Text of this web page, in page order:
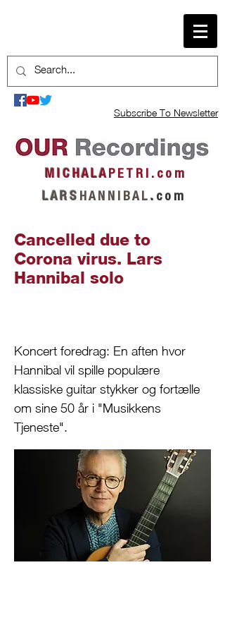
Subscribe To Newsletter
M I C H A L AP E T R I . c o m
L A R S H A N N I B A L . c o m
Cancelled due to
Corona virus. Lars
Hannibal solo
Koncert foredrag: En aften hvor
Hannibal vil spille populære
klassiske guitar stykker og fortælle
om sine 50 år i "Musikkens
Tjeneste".